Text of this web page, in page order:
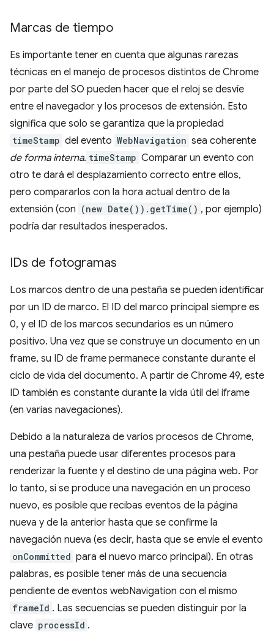
Marcas de tiempo
Es importante tener en cuenta que algunas rarezas
técnicas en el manejo de procesos distintos de Chrome
por parte del SO pueden hacer que el reloj se desvíe
entre el navegador y los procesos de extensión. Esto
significa que solo se garantiza que la propiedad
timeStamp del evento WebNavigation sea coherente
de forma interna. timeStamp Comparar un evento con
otro te dará el desplazamiento correcto entre ellos,
pero compararlos con la hora actual dentro de la
extensión (con (new Date()).getTime() , por ejemplo)
podría dar resultados inesperados.
IDs de fotogramas
Los marcos dentro de una pestaña se pueden identificar
por un ID de marco. El ID del marco principal siempre es
0, y el ID de los marcos secundarios es un número
positivo. Una vez que se construye un documento en un
frame, su ID de frame permanece constante durante el
ciclo de vida del documento. A partir de Chrome 49, este
ID también es constante durante la vida útil del iframe
(en varias navegaciones).
Debido a la naturaleza de varios procesos de Chrome,
una pestaña puede usar diferentes procesos para
renderizar la fuente y el destino de una página web. Por
lo tanto, si se produce una navegación en un proceso
nuevo, es posible que recibas eventos de la página
nueva y de la anterior hasta que se confirme la
navegación nueva (es decir, hasta que se envíe el evento
onCommitted para el nuevo marco principal). En otras
palabras, es posible tener más de una secuencia
pendiente de eventos webNavigation con el mismo
frameId . Las secuencias se pueden distinguir por la
clave processId .